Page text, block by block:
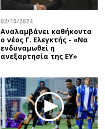
Νέα
Κινητά-tablets
Social
Αυτοκίνηση
Πολιτική
Οικονομία
Γενικά
Αναδρομές
02/10/2024
Αναλαμβάνει καθήκοντα
ο νέος Γ. Ελεγκτής - «Να
ενδυναμωθεί η
ανεξαρτησία της ΕΥ»